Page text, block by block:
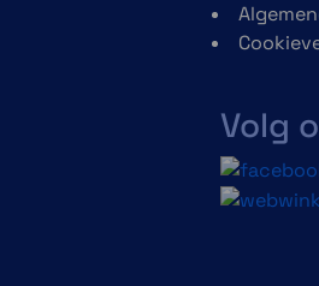
Volg